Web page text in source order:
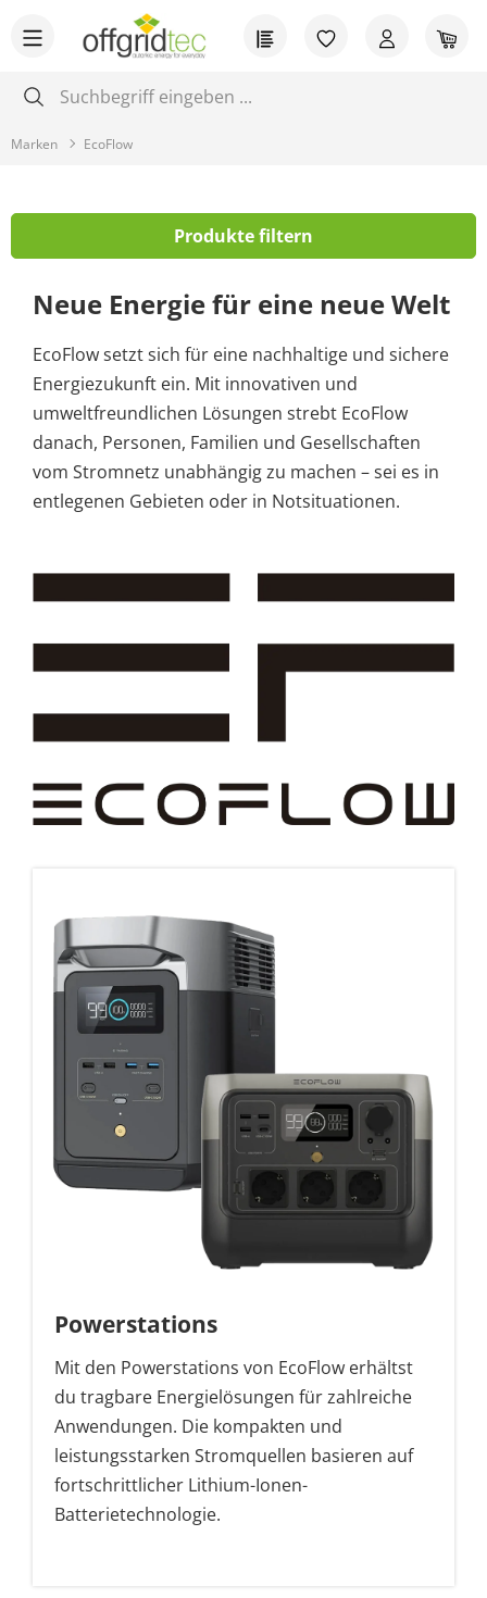
Zum Hauptinhalt springen Du hast 0
Marken EcoFlow
Produkte filtern
Neue Energie für eine neue Welt
EcoFlow setzt sich für eine nachhaltige und sichere
Energiezukunft ein. Mit innovativen und
umweltfreundlichen Lösungen strebt EcoFlow
danach, Personen, Familien und Gesellschaften
vom Stromnetz unabhängig zu machen – sei es in
entlegenen Gebieten oder in Notsituationen.
Powerstations
Mit den Powerstations von EcoFlow erhältst
du tragbare Energielösungen für zahlreiche
Anwendungen. Die kompakten und
leistungsstarken Stromquellen basieren auf
fortschrittlicher Lithium-Ionen-
Batterietechnologie.